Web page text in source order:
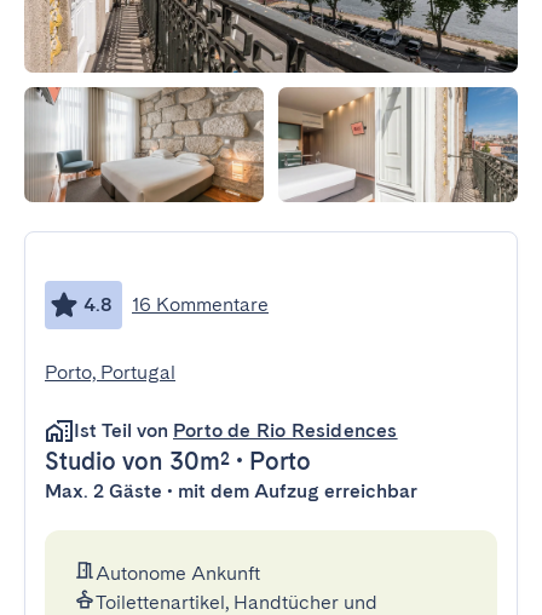
4.8 16 Kommentare
Porto, Portugal
Ist Teil von Porto de Rio Residences
Studio von 30m² • Porto
Max. 2 Gäste • mit dem Aufzug erreichbar
Autonome Ankunft
Toilettenartikel, Handtücher und